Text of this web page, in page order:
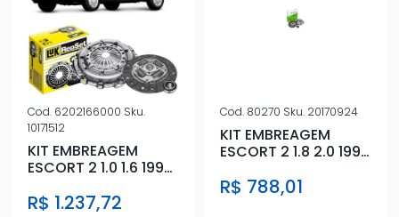
Cod. 6202166000 Sku.
10171512
KIT EMBREAGEM
ESCORT 2 1.0 1.6 1994
ROLAMENTO
R$ 1.237,72
Cod. 80270 Sku. 20170924
KIT EMBREAGEM
ESCORT 2 1.8 2.0 1993
ROLAMENTO
R$ 788,01